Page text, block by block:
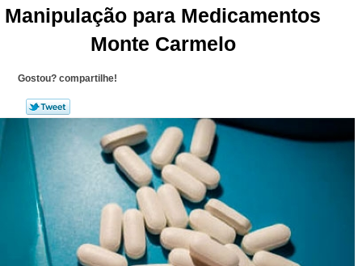
Manipulação para Medicamentos
Monte Carmelo
Gostou? compartilhe!